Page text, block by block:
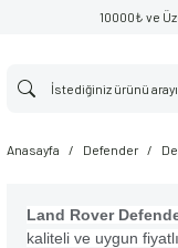
10000₺ ve
Anasayfa Defender
Land Rover
kaliteli ve uygun